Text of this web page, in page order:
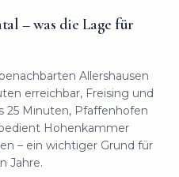
– was die Lage für
Allershausen
erreichbar, Freising und
25 Minuten, Pfaffenhofen
Hohenkammer
– ein wichtiger Grund für
Jahre.